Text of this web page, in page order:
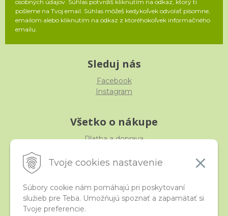
Tvoje cookies nastavenie
Súbory cookie nám pomáhajú pri poskytovaní
služieb pre Teba. Umožňujú spoznať a zapamätať si
Tvoje preferencie.
osobných údajov. Súhlas potvrdíš kliknutím na odkaz, ktorý ti
pošleme na Tvoj email. Súhlas môžeš kedykoľvek odvolať písomne,
emailom alebo kliknutím na odkaz z ktoréhokoľvek informačného
emailu.
Sleduj nás
Facebook
Instagram
Všetko o nákupe
Platba a doprava
Obchodné podmienky
iStraka